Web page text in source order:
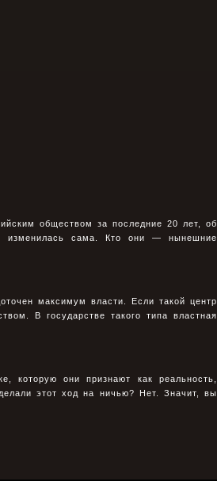
обществом за последние 20 лет, об
изменилась сама. Кто они — нынешние
максимум власти. Если такой центр
В государстве такого типа властная
которую они признают как реальность,
этот ход на ничью? Нет. Значит, вы